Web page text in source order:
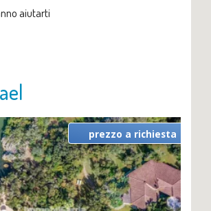
aiutarti
prezzo a richiesta